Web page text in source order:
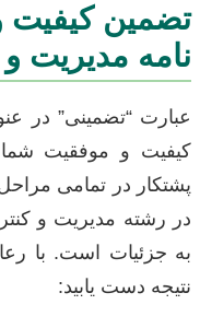
تضمین کیفیت
نامه مدیریت و
عبارت “تضمینی” در
کیفیت و موفقیت
پشتکار در تمامی
در رشته مدیریت و
به جزئیات است. با
نتیجه دست یابید: